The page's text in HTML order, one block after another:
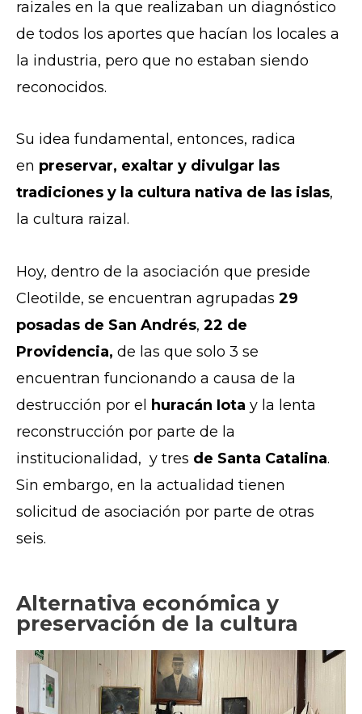
raizales en la que realizaban un diagnóstico
de todos los aportes que hacían los locales a
la industria, pero que no estaban siendo
reconocidos.
Su idea fundamental, entonces, radica
en preservar, exaltar y divulgar las
tradiciones y la cultura nativa de las islas,
la cultura raizal.
Hoy, dentro de la asociación que preside
Cleotilde, se encuentran agrupadas 29
posadas de San Andrés, 22 de
Providencia, de las que solo 3 se
encuentran funcionando a causa de la
destrucción por el huracán Iota y la lenta
reconstrucción por parte de la
institucionalidad, y tres de Santa Catalina.
Sin embargo, en la actualidad tienen
solicitud de asociación por parte de otras
seis.
Alternativa económica y
preservación de la cultura